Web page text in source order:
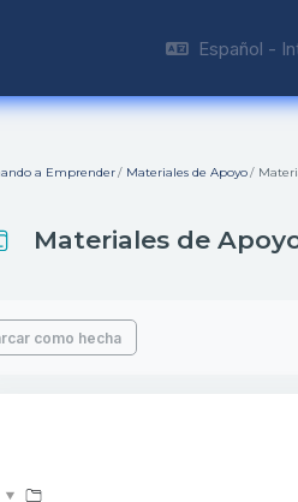
Español -
a Emprender Materiales de Apoyo
Materiales de
como hecha